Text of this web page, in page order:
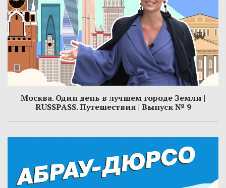
Москва. Один день в лучшем городе Земли ​|
RUSSPASS. Путешествия | Выпуск № 9